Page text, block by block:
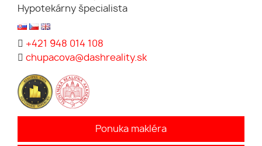
Hypotekárny špecialista
+421 948 014 108
chupacova@dashreality.sk
Ponuka makléra